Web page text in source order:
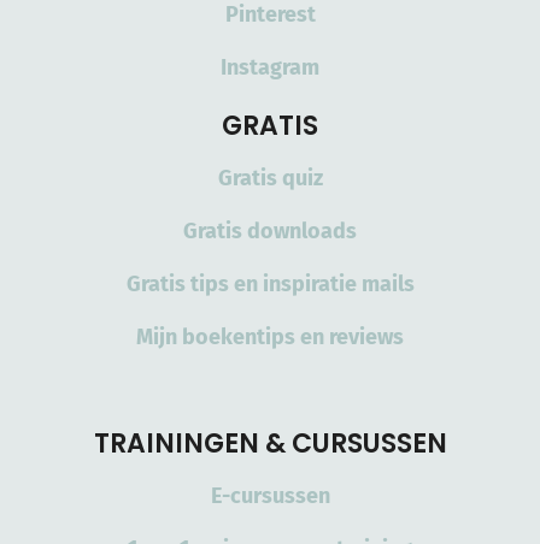
Pinterest
Instagram
GRATIS
Gratis quiz
Gratis downloads
Gratis tips en inspiratie mails
Mijn boekentips en reviews
TRAININGEN & CURSUSSEN
E-cursussen